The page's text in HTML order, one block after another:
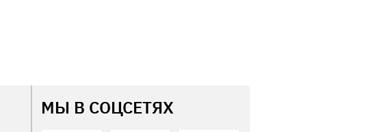
МЫ В СОЦСЕТЯХ